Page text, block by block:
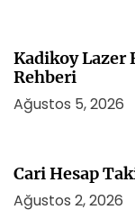
Kadikoy Lazer
Rehberi
Ağustos 5, 2026
Cari Hesap
Ağustos 2, 2026